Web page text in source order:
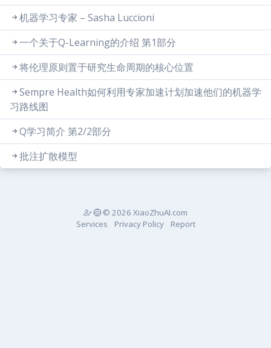
机器学习专家 – Sasha Luccioni
一个关于Q-Learning的介绍 第1部分
将伦理原则置于研究生命周期的核心位置
Sempre Health如何利用专家加速计划加速他们的机器学
习路线图
Q学习简介 第2/2部分
批注扩散模型
© 2026 XiaoZhuAI.com
Services
Privacy Policy Report